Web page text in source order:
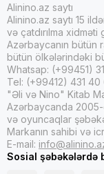
Alinino.az saytı
Alinino.az saytı 15
və çatdırılma xidməti
Azərbaycanın bütün
bütün ölkələrindəki
Whatsap: (+99451)
Tel: (+99412) 431 40
"Əli və Nino" Kitab
Azərbaycanda
və oyuncaqlar
Markanın sahibi və
E-mail:
Sosial şəbəkələrdə